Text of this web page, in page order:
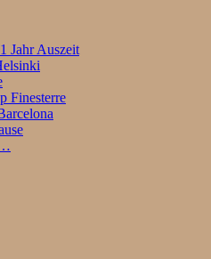
Jahr Auszeit
Finesterre